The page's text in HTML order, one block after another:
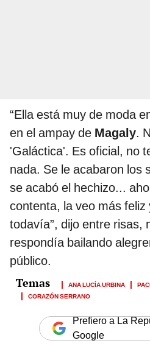
“Ella está muy de moda
en el ampay de Magaly.
'Galáctica'. Es oficial, no
nada. Se le acabaron los
se acabó el hechizo...
contenta, la veo más
todavía”, dijo entre risas,
respondía bailando
público.
ANA LUCÍA URBINA
CORAZÓN SERRANO
Prefiero a La
Google